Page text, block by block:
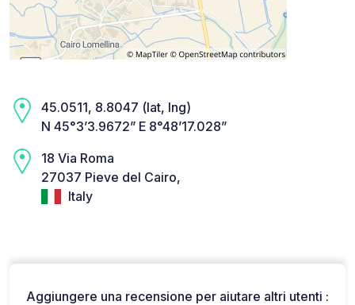
45.0511, 8.8047 (lat, lng)
N 45°3’3.9672” E 8°48’17.028”
18 Via Roma
27037 Pieve del Cairo,
Italy
Aggiungere una recensione per aiutare altri utenti :